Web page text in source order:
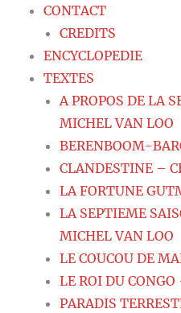
CONTACT
CREDITS
ENCYCLOPEDIE
TEXTES
A PROPOS DE LA
MICHEL VAN LOO
BERENBOOM-
CLANDESTINE –
LA FORTUNE
LA SEPTIEME
MICHEL VAN LOO
LE COUCOU DE
LE ROI DU CONGO
PARADIS